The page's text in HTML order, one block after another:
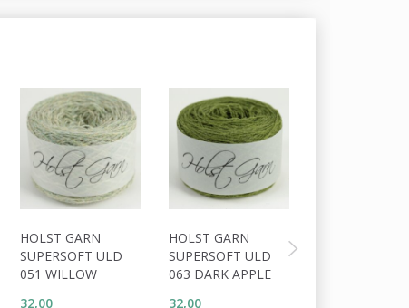
HOLST GARN
SUPERSOFT ULD
051 WILLOW
32,00
HOLST GARN
SUPERSOFT ULD
063 DARK APPLE
32,00